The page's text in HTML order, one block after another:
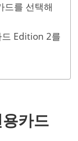
드를 선택해
Edition 2를
카드